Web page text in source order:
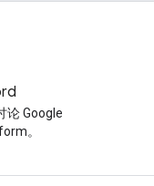
论 Google
。